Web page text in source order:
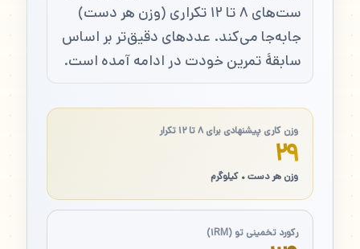
ست‌های ۸ تا ۱۲ تکراری (وزن هر دست)
جابه‌جا می‌کند. عددهای دقیق‌تر بر اساس
سابقهٔ تمرین خودت در ادامه آمده است.
وزن کاری پیشنهادی برای ۸ تا ۱۲ تکرار
۲۹
وزن هر دست • کیلوگرم
رکورد تخمینی تو (۱RM)